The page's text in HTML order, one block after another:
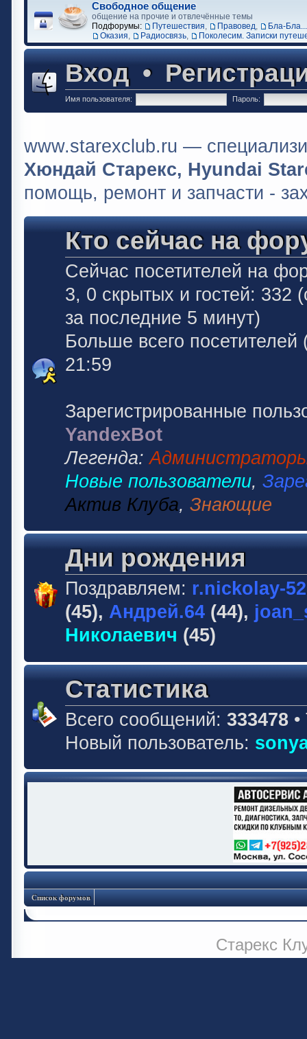
Свободное общение
общение на прочие и отвлечённые темы
Подфорумы:
Путешествия, Правовед,
Бла-Бла...
Оказия, Радиосвязь, Поколесим. Записки
Вход•
Имя пользователя: Пароль:
www.starexclub.ru —
Хюндай Старекс, Hyundai
помощь, ремонт и запчасти -
Кто сейчас на
Сейчас посетителей на
3, 0 скрытых и гостей: 332
за последние 5 минут)
Больше всего посетителей
21:59
Зарегистрированные
YandexBot
Легенда:
Новые пользователи,
Актив Клуба, Знающие
Дни рождения
Поздравляем: r.nickolay-
(45), Андрей.64 (44),
Николаевич (45)
Статистика
Всего сообщений: 333478
Новый пользователь:
Список форумов
Старекс